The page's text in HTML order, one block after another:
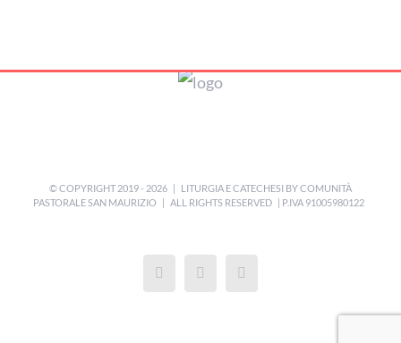
© COPYRIGHT 2019 - 2026 | LITURGIA E CATECHESI BYCOMUNITÀ
PASTORALE SAN MAURIZIO | ALL RIGHTS RESERVED | P.IVA 91005980122